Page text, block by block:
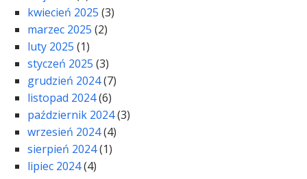
kwiecień 2025 (3)
marzec 2025 (2)
luty 2025 (1)
styczeń 2025 (3)
grudzień 2024(7)
listopad 2024(6)
październik 2024(3)
wrzesień 2024(4)
sierpień 2024(1)
lipiec 2024(4)